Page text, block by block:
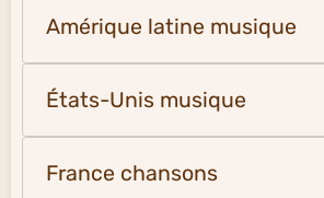
Amérique latine musique
États-Unis musique
France chansons